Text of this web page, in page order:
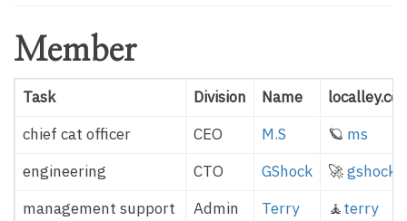
Member
Task Division Name
chief cat officer
CEO M.S 🪐 ms
engineering
CTO GShock 🚀gshock
management support
Admin Terry 🧘terry